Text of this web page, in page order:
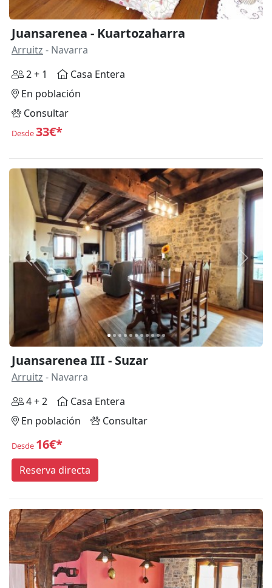
Juansarenea - Kuartozaharra
Arruitz - Navarra
2 + 1
Casa Entera
En población
Consultar
Desde33€*
Anterior
Juansarenea III - Suzar
Arruitz - Navarra
4 + 2
Casa Entera
En población
Consultar
Desde 16€*
Reserva directa